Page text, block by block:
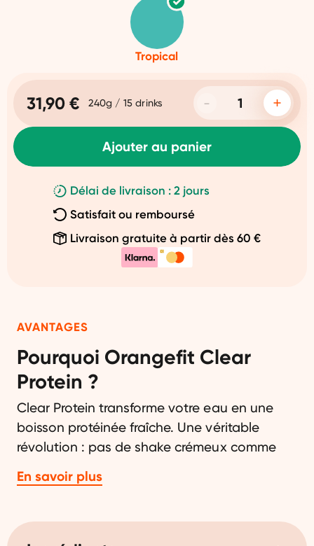
Tropical
31,90 € 240g / 15 drinks
Ajouter au panier
Délai de livraison : 2 jours
Satisfait ou remboursé
Livraison gratuite à partir dès 60 €
AVANTAGES
Pourquoi Orangefit Clear
Protein ?
Clear Protein transforme votre eau en une
boisson protéinée fraîche. Une véritable
révolution : pas de shake crémeux comme
légère et fruitée avec pas moins de 11,5 g de
obtenir votre dose nécessaire de protéines.
En savoir plus